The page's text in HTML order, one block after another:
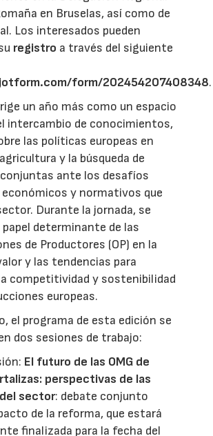
en Bruselas, así como de
Los interesados pueden
registro a través del siguiente
form/202454207408348.
un año más como un espacio
intercambio de conocimientos,
las políticas europeas en
y la búsqueda de
ante los desafíos
y normativos que
Durante la jornada, se
papel determinante de las
de Productores (OP) en la
y las tendencias para
competitividad y sostenibilidad
europeas.
el programa de esta edición se
dos sesiones de trabajo:
El futuro de las OMG de
perspectivas de las
sector: debate conjunto
de la reforma, que estará
finalizada para la fecha del